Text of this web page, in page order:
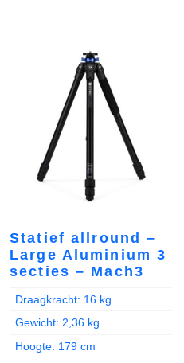
Statief allround –
Large Aluminium 3
secties – Mach3
Draagkracht: 16 kg
Gewicht: 2,36 kg
Hoogte: 179 cm